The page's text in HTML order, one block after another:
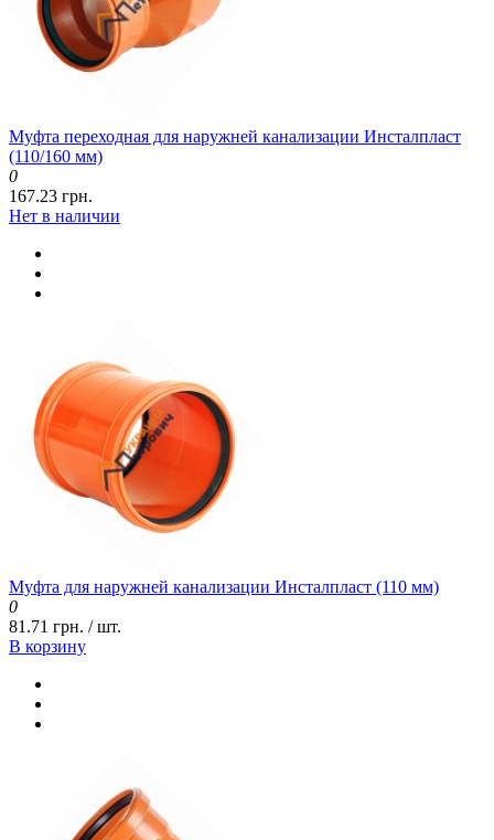
Муфта переходная для наружней канализации Инсталпласт
(110/160 мм)
0
167.23 грн.
Нет в наличии
Муфта для наружней канализации Инсталпласт (110 мм)
0
81.71 грн. / шт.
В корзину